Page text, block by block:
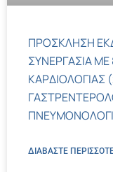
ΠΡΟΣΚΛΗΣΗ
ΣΥΝΕΡΓΑΣΙΑ ΜΕ
ΚΑΡΔΙΟΛΟΓΙΑΣ
ΔΙΑΒΑΣΤΕ